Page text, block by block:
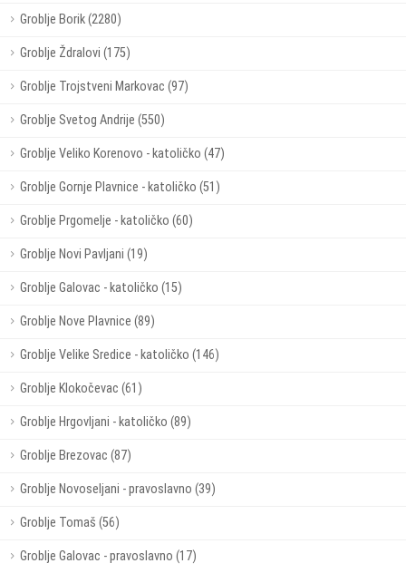
Groblje Borik (2280)
Groblje Ždralovi (175)
Groblje Trojstveni Markovac (97)
Groblje Svetog Andrije (550)
Groblje Veliko Korenovo - katoličko (47)
Groblje Gornje Plavnice - katoličko (51)
Groblje Prgomelje - katoličko (60)
Groblje Novi Pavljani (19)
Groblje Galovac - katoličko (15)
Groblje Nove Plavnice (89)
Groblje Velike Sredice - katoličko (146)
Groblje Klokočevac (61)
Groblje Hrgovljani - katoličko (89)
Groblje Brezovac (87)
Groblje Novoseljani - pravoslavno (39)
Groblje Tomaš (56)
Groblje Galovac - pravoslavno (17)